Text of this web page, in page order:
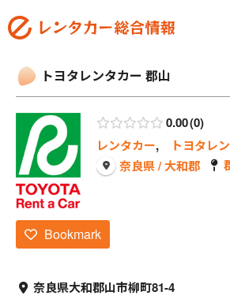
トヨタレンタカー 郡山
0.00 0
レンタカー,
トヨタレ
奈良県 / 大和郡
Bookmark
奈良県大和郡山市柳町81-4